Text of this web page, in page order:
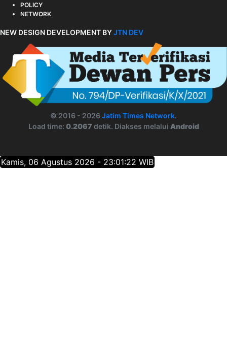
POLICY
NETWORK
NEW DESIGN DEVELOPMENT BYJTN DEV
© 2016 - 2026 Jatim Times Network.
Load time: 0.2067 detik. Diakses melalui Android
Kamis, 06 Agustus 2026 - 23:01:23 WIB